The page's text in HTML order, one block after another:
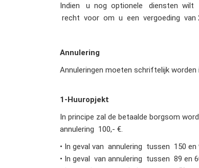
Indien u nog optionele diensten wilt
recht voor om u een vergoeding van
Annulering
Annuleringen moeten schriftelijk
1 -Huuropjekt
In principe zal de betaalde borgsom
annulering 100,- €.
• In geval van annulering tussen 150
• In geval van annulering tussen 89